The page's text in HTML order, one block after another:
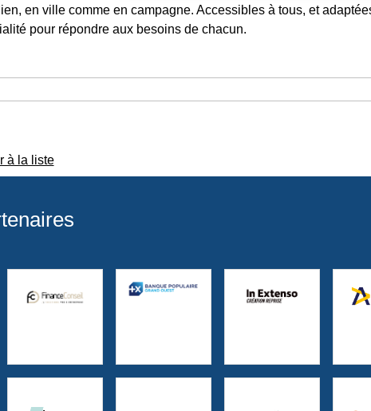
en ville comme en campagne. Accessibles à tous, et
pour répondre aux besoins de chacun.
à la liste